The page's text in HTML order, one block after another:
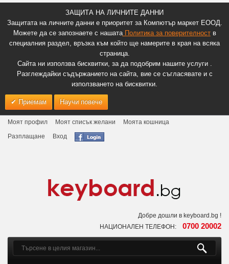
ЗАЩИТА НА ЛИЧНИТЕ ДАННИ
Защитата на личните данни е приоритет за Компютър маркет ЕООД.
Можете да се запознаете с нашатаПолитика за поверителноств
специалния раздел, връзка към който ще намерите в края на всяка
страница.
Сайта ни използва бисквитки, за да подобрим нашите услуги .
Разглеждайки съдържанието на сайта, вие се съгласявате и с
използването на бисквитки.
Приемам Научи повече
Моят профил Моят списък желани
Моята кошница
Разплащане
Вход
Добре дошли в keyboard.bg !
НАЦИОНАЛЕН ТЕЛЕФОН: 0700 20002